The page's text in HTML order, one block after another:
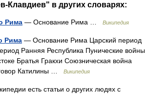
Клавдиев" в других словарях:
Рима — Основание Рима … Википедия
Рима — Основание Рима Царский период
Ранняя Республика Пунические войны
Братья Гракхи Союзническая война
Катилины …
Википедия
есть статьи о других людях с